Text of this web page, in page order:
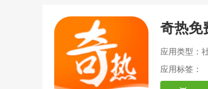
奇热免
应用类型：
应用标签：